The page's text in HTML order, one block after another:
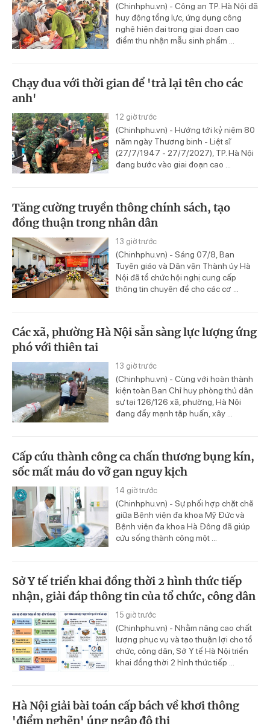
(Chinhphu.vn) - Công an TP. Hà Nội đã
huy động tổng lực, ứng dụng công
nghệ hiện đại trong giai đoạn cao
điểm thu nhận mẫu sinh phẩm ...
Chạy đua với thời gian để 'trả lại tên cho các
anh'
12 giờ trước
(Chinhphu.vn) - Hướng tới kỷ niệm 80
năm ngày Thương binh - Liệt sĩ
(27/7/1947 - 27/7/2027), TP. Hà Nội
đang bước vào giai đoạn cao ...
Tăng cường truyền thông chính sách, tạo
đồng thuận trong nhân dân
13 giờ trước
(Chinhphu.vn) - Sáng 07/8, Ban
Tuyên giáo và Dân vận Thành ủy Hà
Nội đã tổ chức hội nghị cung cấp
thông tin chuyên đề cho các cơ ...
Các xã, phường Hà Nội sẵn sàng lực lượng ứng
phó với thiên tai
13 giờ trước
(Chinhphu.vn) - Cùng với hoàn thành
kiện toàn Ban Chỉ huy phòng thủ dân
sự tại 126/126 xã, phường, Hà Nội
đang đẩy mạnh tập huấn, xây ...
Cấp cứu thành công ca chấn thương bụng kín,
sốc mất máu do vỡ gan nguy kịch
14 giờ trước
(Chinhphu.vn) - Sự phối hợp chặt chẽ
giữa Bệnh viện đa khoa Mỹ Đức và
Bệnh viện đa khoa Hà Đông đã giúp
cứu sống thành công một ...
Sở Y tế triển khai đồng thời 2 hình thức tiếp
nhận, giải đáp thông tin của tổ chức, công dân
15 giờ trước
(Chinhphu.vn) - Nhằm nâng cao chất
lượng phục vụ và tạo thuận lợi cho tổ
chức, công dân, Sở Y tế Hà Nội triển
khai đồng thời 2 hình thức tiếp ...
Hà Nội giải bài toán cấp bách về khơi thông
'điểm nghẽn' úng ngập đô thị